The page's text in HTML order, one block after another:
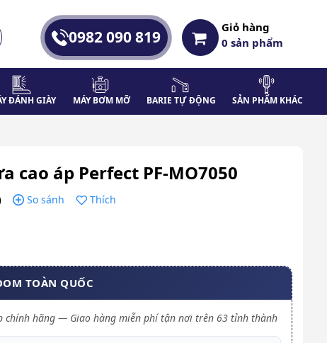
0982 090 819
Giỏ hàng
0sản phẩm
ĐÁNH GIÀY MÁY BƠM MỠ BARIE TỰ ĐỘNG SẢN PHẨM KHÁC
cao áp Perfect PF-MO7050
So sánh
Thích
TOÀN QUỐC
chính hãng — Giao hàng miễn phí tận nơi trên 63 tỉnh thành